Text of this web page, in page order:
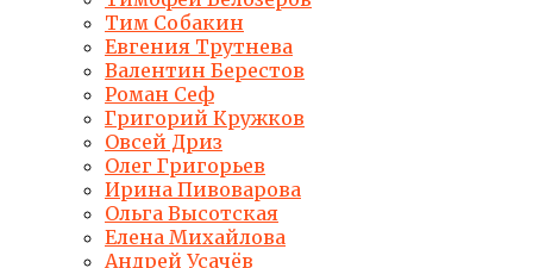
Тим Собакин
Евгения Трутнева
Валентин Берестов
Роман Сеф
Григорий Кружков
Овсей Дриз
Олег Григорьев
Ирина Пивоварова
Ольга Высотская
Елена Михайлова
Андрей Усачёв